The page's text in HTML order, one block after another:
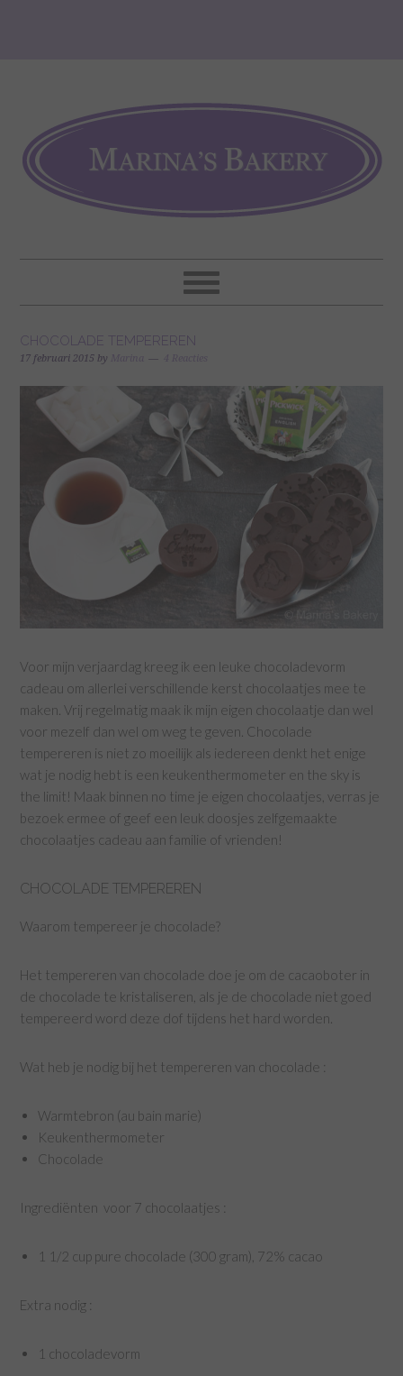
CHOCOLADE TEMPEREREN
17 februari 2015 by Marina 4 Reacties
Voor mijn verjaardag kreeg ik een leuke chocoladevorm
cadeau om allerlei verschillende kerst chocolaatjes mee te
maken. Vrij regelmatig maak ik mijn eigen chocolaatje dan wel
voor mezelf dan wel om weg te geven. Chocolade
tempereren is niet zo moeilijk als iedereen denkt het enige
wat je nodig hebt is een keukenthermometer en the sky is
the limit! Maak binnen no time je eigen chocolaatjes, verras je
bezoek ermee of geef een leuk doosjes zelfgemaakte
chocolaatjes cadeau aan familie of vrienden!
CHOCOLADE TEMPEREREN
Waarom tempereer je chocolade?
Het tempereren van chocolade doe je om de cacaoboter in
de chocolade te kristaliseren, als je de chocolade niet goed
tempereerd word deze dof tijdens het hard worden.
Wat heb je nodig bij het tempereren van chocolade :
Warmtebron (au bain marie)
Keukenthermometer
Chocolade
Ingrediënten voor 7 chocolaatjes :
1 1/2 cup pure chocolade (300 gram), 72% cacao
Extra nodig :
1 chocoladevorm